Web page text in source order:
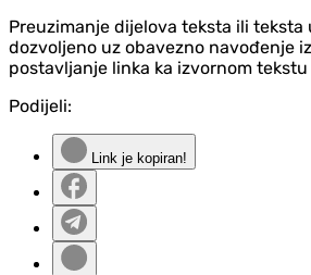
Preuzimanje dijelova teksta ili teksta
dozvoljeno uz obavezno navođenje
postavljanje linka ka izvornom
Podijeli:
Link je kopiran!